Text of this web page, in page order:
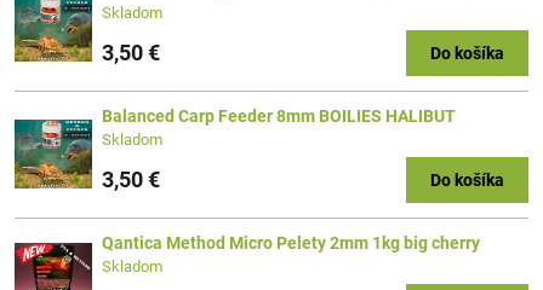
Skladom
3,50 € Do košíka
Balanced Carp Feeder 8mm BOILIES HALIBUT
Skladom
3,50 € Do košíka
Qantica Method Micro Pelety 2mm 1kg big cherry
Skladom